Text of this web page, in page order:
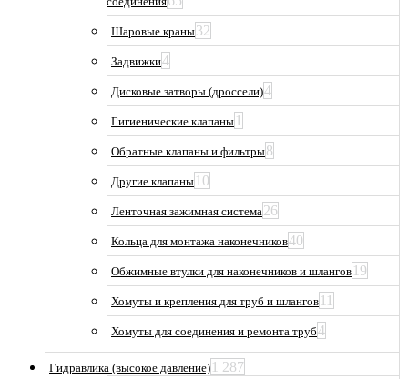
Шаровые краны32
Задвижки4
Дисковые затворы (дроссели)4
Гигиенические клапаны 1
Обратные клапаны и фильтры8
Другие клапаны 10
Ленточная зажимная система26
Кольца для монтажа наконечников40
Обжимные втулки для наконечников и шлангов 19
Хомуты и крепления для труб и шлангов 11
Хомуты для соединения и ремонта труб4
Гидравлика (высокое давление) 1 287